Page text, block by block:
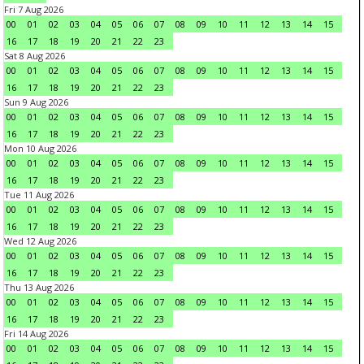
Fri 7 Aug 2026
00
01 02 03 04 05 06 07 08 09 10 11 12 13 14
15
16
17 18 19 20 21 22
23
Sat 8 Aug 2026
00
01 02 03 04 05 06 07 08 09 10 11 12 13 14
15
16
17 18 19 20 21 22
23
Sun 9 Aug 2026
00
01 02 03 04 05 06 07 08 09 10 11 12 13 14
15
16
17 18 19 20 21 22
23
Mon 10 Aug 2026
00
01 02 03 04 05 06 07 08 09 10 11 12 13 14
15
16
17 18 19 20 21 22
23
Tue 11 Aug 2026
00
01 02 03 04 05 06 07 08 09 10 11 12 13 14
15
16
17 18 19 20 21 22
23
Wed 12 Aug 2026
00
01 02 03 04 05 06 07 08 09 10 11 12 13 14
15
16
17 18 19 20 21 22
23
Thu 13 Aug 2026
00
01 02 03 04 05 06 07 08 09 10 11 12 13 14
15
16
17 18 19 20 21 22
23
Fri 14 Aug 2026
00
01 02 03 04 05 06 07 08 09 10 11 12 13 14
15